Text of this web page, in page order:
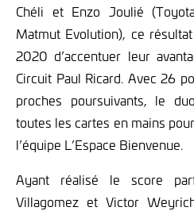
Chéli et Enzo Joulié
Matmut Evolution), ce
2020 d’accentuer leur
Circuit Paul Ricard. Avec 26
proches poursuivants, le
toutes les cartes en mains
l’équipe L’Espace Bienvenue.
Ayant réalisé le score
Villagomez et Victor